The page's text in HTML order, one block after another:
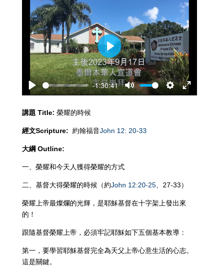
Play
-1:30:41
Mute
Settings
Enter
Play
講題 Title: 榮耀的時候
經文Scripture: 約翰福音John 12: 20-33
大綱 Outline:
一、榮耀和今天人獲得榮耀的方式
二、基督大得榮耀的時候（約John 12:20-25、27-33）
榮耀上帝最燦爛的光輝，是耶穌基督在十字架上發出來
的！
跟隨基督榮耀上帝，必須牢記耶穌如下五個基本教導：
第一，要學習耶穌基督完全為天父上帝心意生活的心志。
這是關鍵。